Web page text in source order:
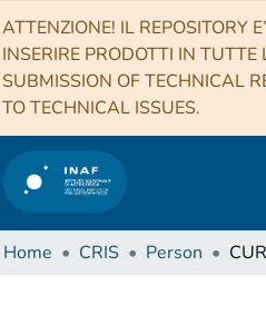
ATTENZIONE! IL REPOSITORY
INSERIRE PRODOTTI IN
SUBMISSION OF TECHNICAL
TO TECHNICAL ISSUES.
Home CRIS Person